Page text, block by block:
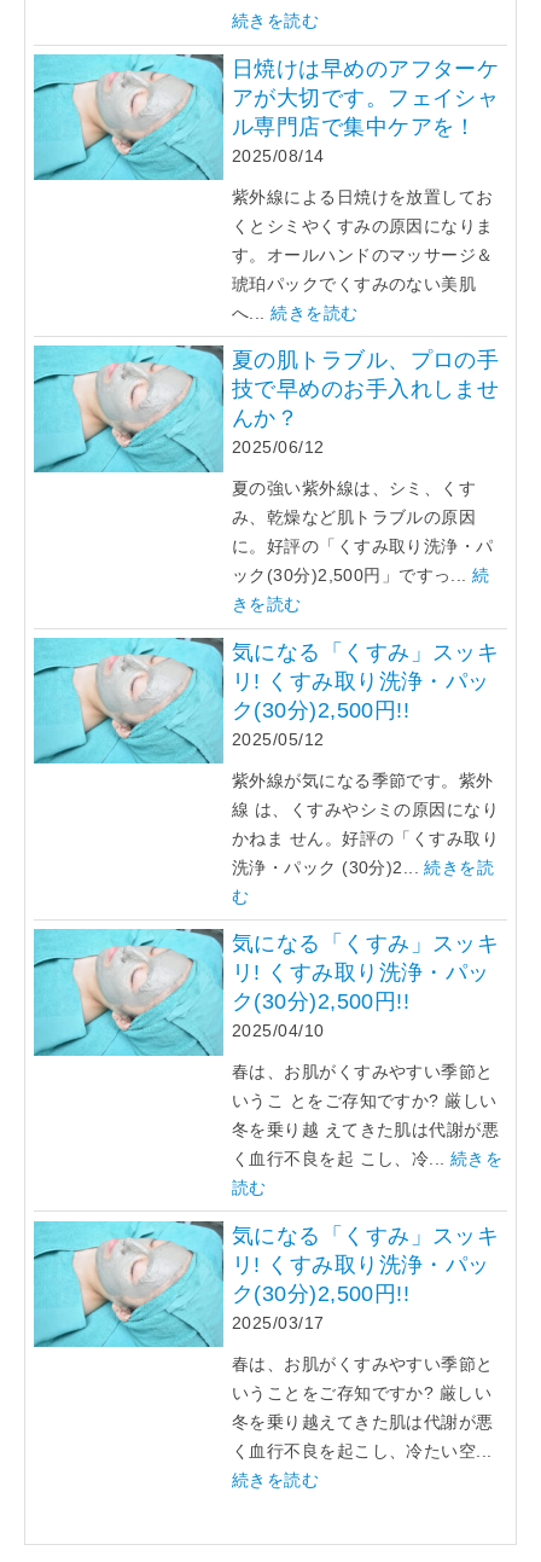
続きを読む
日焼けは早めのアフターケ
アが大切です。フェイシャ
ル専門店で集中ケアを！
2025/08/14
紫外線による日焼けを放置してお
くとシミやくすみの原因になりま
す。オールハンドのマッサージ＆
琥珀パックでくすみのない美肌
へ...続きを読む
夏の肌トラブル、プロの手
技で早めのお手入れしませ
んか？
2025/06/12
夏の強い紫外線は、シミ、くす
み、乾燥など肌トラブルの原因
に。好評の「くすみ取り洗浄・パ
ック(30分)2,500円」ですっ...続
きを読む
気になる「くすみ」スッキ
リ! くすみ取り洗浄・パッ
ク(30分)2,500円!!
2025/05/12
紫外線が気になる季節です。紫外
線 は、くすみやシミの原因になり
かねま せん。好評の「くすみ取り
洗浄・パック (30分)2...続きを読
む
気になる「くすみ」スッキ
リ! くすみ取り洗浄・パッ
ク(30分)2,500円!!
2025/04/10
春は、お肌がくすみやすい季節と
いうこ とをご存知ですか? 厳しい
冬を乗り越 えてきた肌は代謝が悪
く血行不良を起 こし、冷... 続きを
読む
気になる「くすみ」スッキ
リ! くすみ取り洗浄・パッ
ク(30分)2,500円!!
2025/03/17
春は、お肌がくすみやすい季節と
いうことをご存知ですか? 厳しい
冬を乗り越えてきた肌は代謝が悪
く血行不良を起こし、冷たい空...
続きを読む